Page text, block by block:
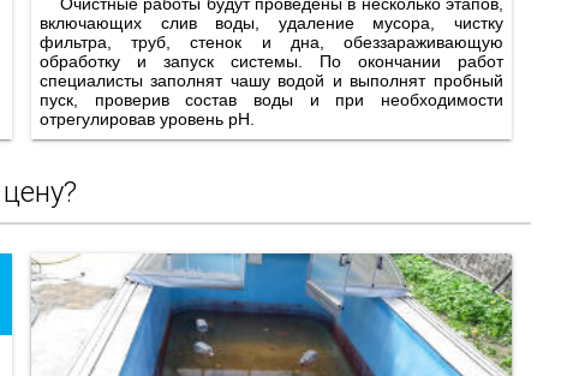
включающих слив воды, удаление мусора, чистку
фильтра, труб, стенок и дна, обеззараживающую
обработку и запуск системы. По окончании работ
специалисты заполнят чашу водой и выполнят пробный
пуск, проверив состав воды и при необходимости
отрегулировав уровень pH.